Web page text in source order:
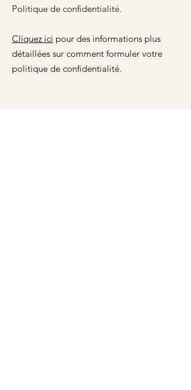
Politique de confidentialité.
Cliquez ici pour des informations plus
détaillées sur comment formuler votre
politique de confidentialité.